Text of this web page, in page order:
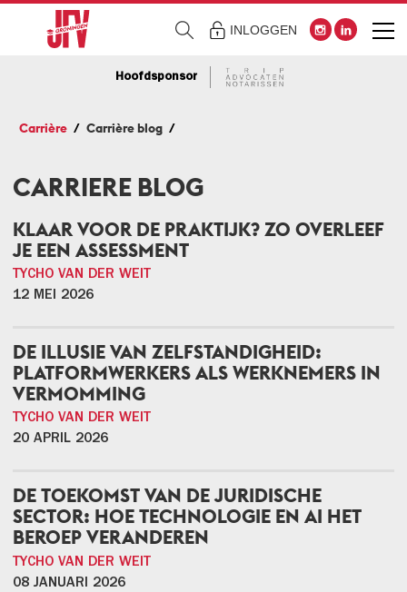
INLOGGEN
Hoofdsponsor
Carrière Carrière blog
CARRIERE BLOG
KLAAR VOOR DE PRAKTIJK? ZO OVERLEEF
JE EEN ASSESSMENT
TYCHO VAN DER WEIT
12 MEI 2026
DE ILLUSIE VAN ZELFSTANDIGHEID:
PLATFORMWERKERS ALS WERKNEMERS IN
VERMOMMING
TYCHO VAN DER WEIT
20 APRIL 2026
DE TOEKOMST VAN DE JURIDISCHE
SECTOR: HOE TECHNOLOGIE EN AI HET
BEROEP VERANDEREN
TYCHO VAN DER WEIT
08 JANUARI 2026